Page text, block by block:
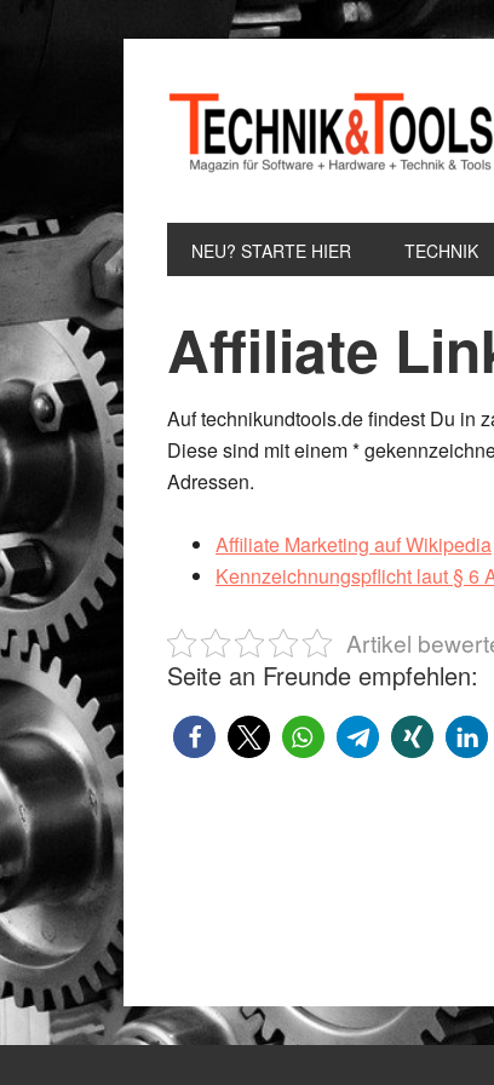
Hauptnavigation
NEU? STARTE HIER TECHNIK
Affiliate
Auf technikundtools.de findest Du in
Diese sind mit einem *
Adressen.
Affiliate Marketing auf Wikipedia
Kennzeichnungspflicht laut § 6
Artikel
Seite an Freunde empfehlen: